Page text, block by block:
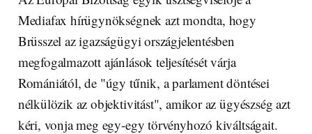
Mediafax hírügynökségnek azt mondta, hogy
Brüsszel az igazságügyi országjelentésben
megfogalmazott ajánlások teljesítését várja
Romániától, de "úgy tűnik, a parlament döntései
nélkülözik az objektivitást", amikor az ügyészség azt
kéri, vonja meg egy-egy törvényhozó kiváltságait.